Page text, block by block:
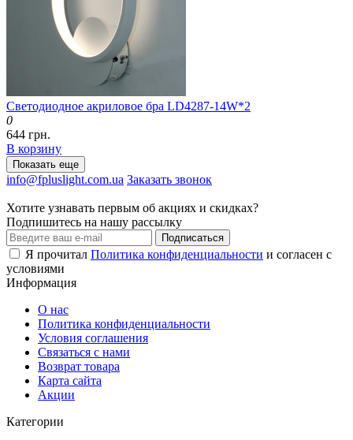
Светодиодное акриловое бра LD4287-14W*2
0
644 грн.
В корзину
Показать еще
info@fpluslight.com.ua Заказать звонок
Хотите узнавать первым об акциях и скидках?
Подпишитесь на нашу рассылку
Подписаться
Я прочитал Политика конфиденциальности и согласен с
условиями
Информация
О нас
Политика конфиденциальности
Условия соглашения
Связаться с нами
Возврат товара
Карта сайта
Акции
Категории